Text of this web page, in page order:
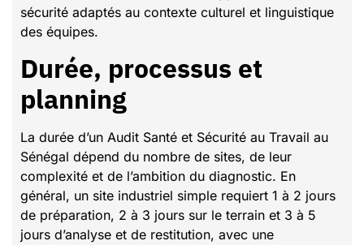
sécurité adaptés au contexte culturel et linguistique
des équipes.
Durée, processus et
planning
La durée d’un Audit Santé et Sécurité au Travail au
Sénégal dépend du nombre de sites, de leur
complexité et de l’ambition du diagnostic. En
général, un site industriel simple requiert 1 à 2 jours
de préparation, 2 à 3 jours sur le terrain et 3 à 5
jours d’analyse et de restitution, avec une